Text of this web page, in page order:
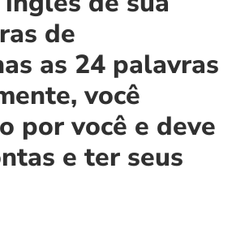
de
as 24 palavras
você
por você e deve
e ter seus